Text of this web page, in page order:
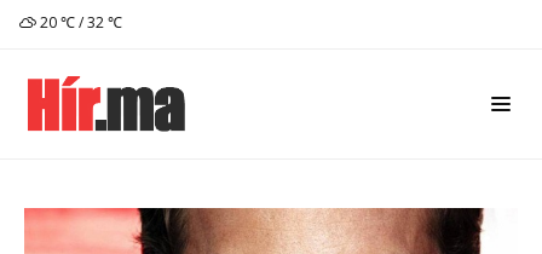
20 ℃ / 32 ℃